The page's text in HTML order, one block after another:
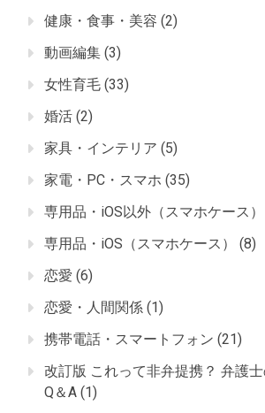
健康・食事・美容 (2)
動画編集 (3)
女性育毛 (33)
婚活 (2)
家具・インテリア (5)
家電・PC・スマホ (35)
専用品・iOS以外（スマホケース）
専用品・iOS（スマホケース）
(8)
恋愛 (6)
恋愛・人間関係 (1)
携帯電話・スマートフォン (21)
改訂版 これって非弁提携？ 弁護
Q＆A (1)